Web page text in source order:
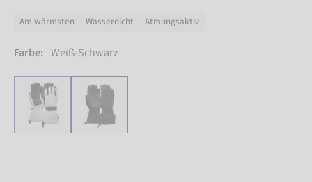
Am wärmsten Wasserdicht Atmungsaktiv
Farbe: Weiß-Schwarz